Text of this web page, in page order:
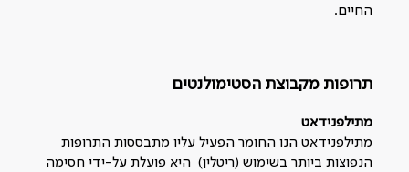
החיים.
תרופות מקבוצת הסטימולנטים
מתילפנידאט
מתילפנידאט הנו החומר הפעיל עליו מתבססות התרופות
הנפוצות ביותר בשימוש (ריטלין) היא פועלת על-ידי חסימה